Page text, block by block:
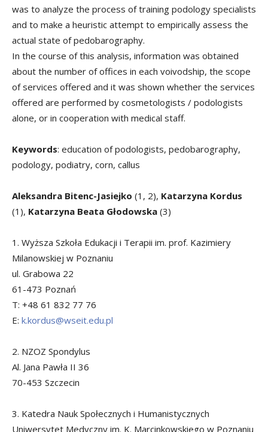
was to analyze the process of training podology specialists
and to make a heuristic attempt to empirically assess the
actual state of pedobarography.
In the course of this analysis, information was obtained
about the number of offices in each voivodship, the scope
of services offered and it was shown whether the services
offered are performed by cosmetologists / podologists
alone, or in cooperation with medical staff.
Keywords: education of podologists, pedobarography,
podology, podiatry, corn, callus
Aleksandra Bitenc-Jasiejko (1, 2), Katarzyna Kordus
(1), Katarzyna Beata Głodowska (3)
1. Wyższa Szkoła Edukacji i Terapii im. prof. Kazimiery
Milanowskiej w Poznaniu
ul. Grabowa 22
61-473 Poznań
T: +48 61 832 77 76
E: k.kordus@wseit.edu.pl
2. NZOZ Spondylus
Al. Jana Pawła II 36
70-453 Szczecin
3. Katedra Nauk Społecznych i Humanistycznych
Uniwersytet Medyczny im. K. Marcinkowskiego w Poznaniu